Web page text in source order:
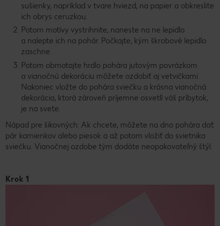
sušienky, napríklad v tvare hviezd, na papier a obkreslite
ich obrys ceruzkou.
Potom motívy vystrihnite, naneste na ne lepidlo
a nalepte ich na pohár. Počkajte, kým škrobové lepidlo
zaschne.
Potom obmotajte hrdlo pohára jutovým povrázkom
a vianočnú dekoráciu môžete ozdobiť aj vetvičkami.
Nakoniec vložte do pohára sviečku a krásna vianočná
dekorácia, ktorá zároveň príjemne osvetlí váš príbytok,
je na svete.
Nápad pre šikovných: Ak chcete, môžete na dno pohára dať
pár kamienkov alebo piesok a až potom vložiť do svietnika
sviečku. Vianočnej ozdobe tým dodáte neopakovateľný štýl.
Krok 1